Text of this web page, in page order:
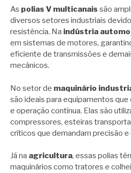
As polias V multicanais são
diversos setores industriais
resistência. Na indústria
em sistemas de motores,
eficiente de transmissões e
mecânicos.
No setor de maquinário
são ideais para equipamentos
e operação contínua. Elas são
compressores, esteiras
críticos que demandam precisão e
Já na agricultura, essas polias
maquinários como tratores e